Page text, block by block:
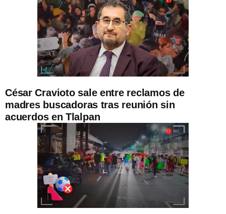
César Cravioto sale entre reclamos de
madres buscadoras tras reunión sin
acuerdos en Tlalpan